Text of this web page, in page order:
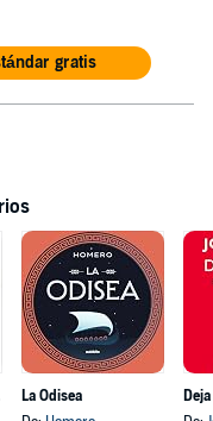
gratis
La Odisea